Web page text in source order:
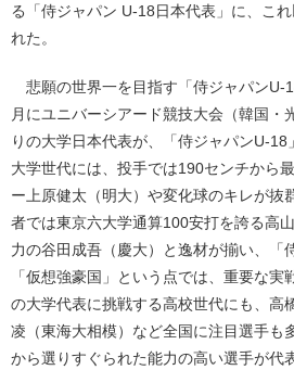
る「侍ジャパン U-18日本代表」に、こ
れた。
悲願の世界一を目指す「侍ジャパンU-
月にユニバーシアード競技大会（韓国・
りの大学日本代表が、「侍ジャパンU-18
大学世代には、投手では190センチから
ー上原健太（明大）や変化球のキレが抜
者では東京六大学通算100安打を誇る高
力の谷田成吾（慶大）と逸材が揃い、「
「仮想強豪国」という点では、重要な実
の大学代表に挑戦する高校世代にも、高
凌（東海大相模）など全国に注目選手も
から選りすぐられた能力の高い選手が代